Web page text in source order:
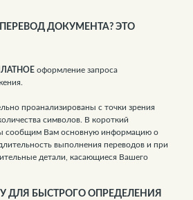
ДОКУМЕНТА? ЭТО
оформление запроса
проанализированы с точки зрения
символов. В короткий
сообщим Вам основную информацию о
выполнения переводов и при
детали, касающиеся Вашего
ДЛЯ БЫСТРОГО ОПРЕДЕЛЕНИЯ